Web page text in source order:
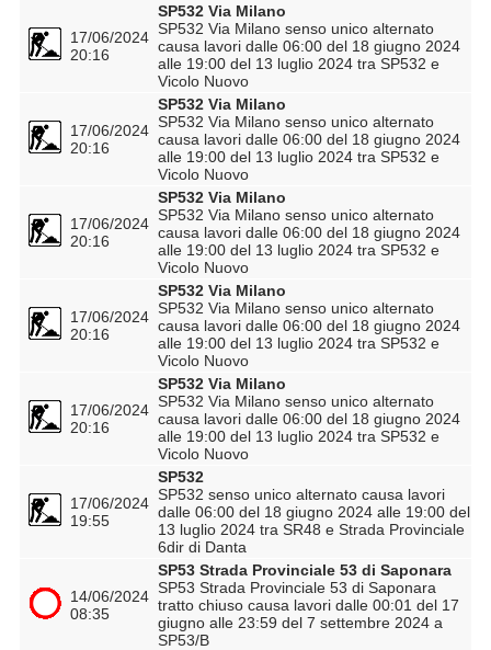
17/06/2024
20:16
SP532 Via Milano
SP532 Via Milano senso unico alternato
causa lavori dalle 06:00 del 18 giugno 2024
alle 19:00 del 13 luglio 2024 tra SP532 e
Vicolo Nuovo
17/06/2024
20:16
SP532 Via Milano
SP532 Via Milano senso unico alternato
causa lavori dalle 06:00 del 18 giugno 2024
alle 19:00 del 13 luglio 2024 tra SP532 e
Vicolo Nuovo
17/06/2024
20:16
SP532 Via Milano
SP532 Via Milano senso unico alternato
causa lavori dalle 06:00 del 18 giugno 2024
alle 19:00 del 13 luglio 2024 tra SP532 e
Vicolo Nuovo
17/06/2024
20:16
SP532 Via Milano
SP532 Via Milano senso unico alternato
causa lavori dalle 06:00 del 18 giugno 2024
alle 19:00 del 13 luglio 2024 tra SP532 e
Vicolo Nuovo
17/06/2024
20:16
SP532 Via Milano
SP532 Via Milano senso unico alternato
causa lavori dalle 06:00 del 18 giugno 2024
alle 19:00 del 13 luglio 2024 tra SP532 e
Vicolo Nuovo
17/06/2024
19:55
SP532
SP532 senso unico alternato causa lavori
dalle 06:00 del 18 giugno 2024 alle 19:00 del
13 luglio 2024 tra SR48 e Strada Provinciale
6dir di Danta
14/06/2024
08:35
SP53 Strada Provinciale 53 di Saponara
SP53 Strada Provinciale 53 di Saponara
tratto chiuso causa lavori dalle 00:01 del 17
giugno alle 23:59 del 7 settembre 2024 a
SP53/B